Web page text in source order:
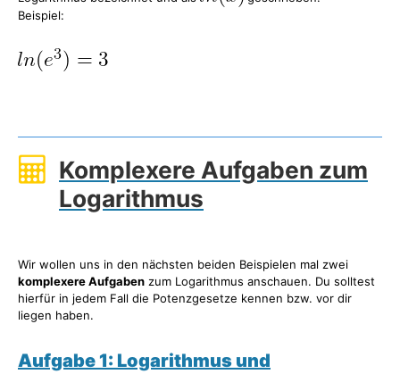
Beispiel:
Komplexere Aufgaben zum
Logarithmus
Wir wollen uns in den nächsten beiden Beispielen mal zwei
komplexere Aufgaben zum Logarithmus anschauen. Du solltest
hierfür in jedem Fall die Potenzgesetze kennen bzw. vor dir
liegen haben.
Aufgabe 1: Logarithmus und